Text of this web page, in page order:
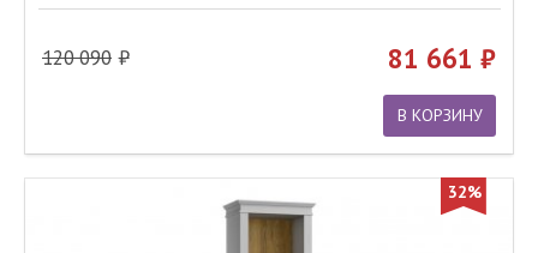
120 090 81 661
В КОРЗИНУ
32%